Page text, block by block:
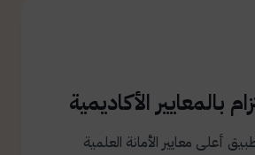
بالمعايير الأكاديمية
أعلى معايير الأمانة العلمية